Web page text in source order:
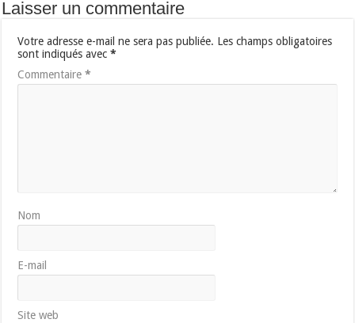
Laisser un commentaire
Votre adresse e-mail ne sera pas publiée. Les champs obligatoires
sont indiqués avec*
Commentaire*
Nom
E-mail
Site web